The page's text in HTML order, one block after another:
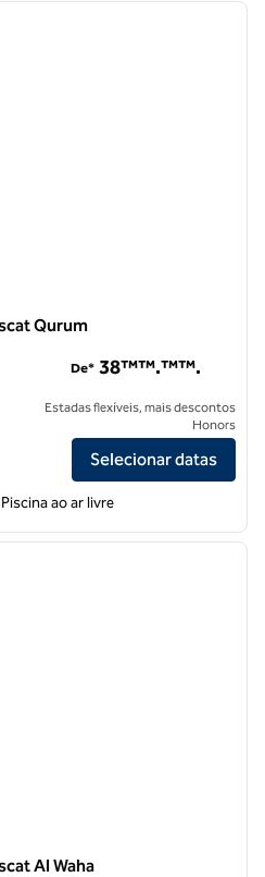
Qurum
by Hilton Muscat Qurum
De* 38™™.™™.
Estadas flexíveis, mais descontos
Honors
Selecionar datas
Piscina ao ar livre
Al Waha